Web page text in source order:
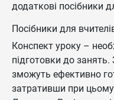
додаткові посібники
Посібники для
Конспект уроку –
підготовки до
зможуть ефективно
затративши при